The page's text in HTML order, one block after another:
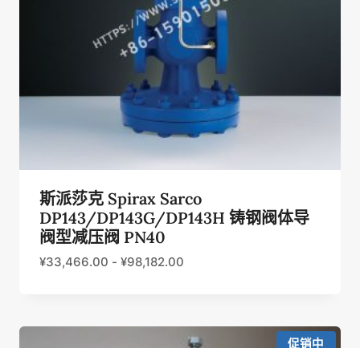
斯派莎克 Spirax Sarco
DP143/DP143G/DP143H 铸钢阀体导
阀型减压阀 PN40
¥33,466.00 - ¥98,182.00
促销中